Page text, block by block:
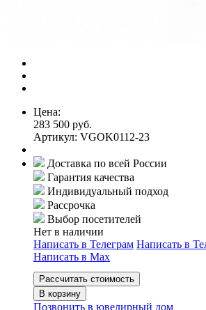
Цена:
283 500 руб.
Артикул: VGOK0112-23
Доставка по всей России
Гарантия качества
Индивидуальный подход
Рассрочка
Выбор посетителей
Нет в наличии
Написать в Телеграм Написать в
Написать в Мах
Рассчитать стоимость
В корзину
Позвонить в ювелирный дом